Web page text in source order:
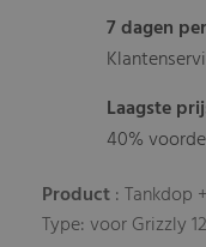
7 dagen
Laagste
40%
Product: Tankdop
Type: voor Grizzly